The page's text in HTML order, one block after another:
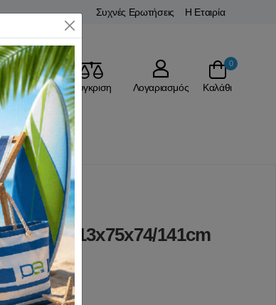
Συχνές Ερωτήσεις Η Εταιρία
Αγαπημένα Σύγκριση Λογαριασμός
0
Καλάθι
Γραφεία
Line 113x75x74/141cm
Close